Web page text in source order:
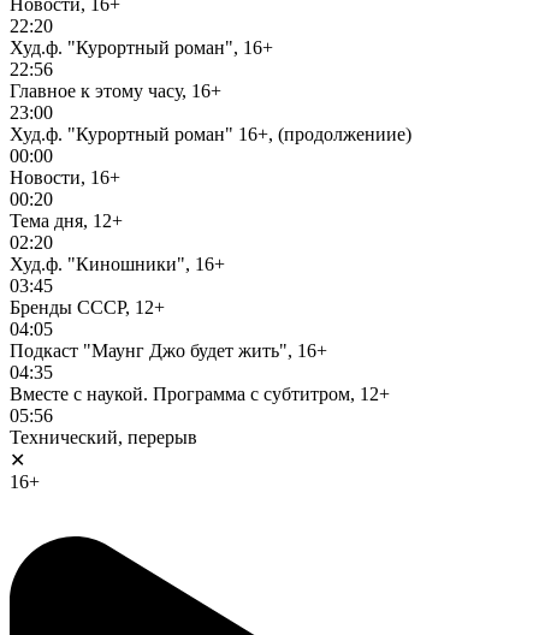
Новости, 16+
22:20
Худ.ф. "Курортный роман", 16+
22:56
Главное к этому часу, 16+
23:00
Худ.ф. "Курортный роман" 16+, (продолжениие)
00:00
Новости, 16+
00:20
Тема дня, 12+
02:20
Худ.ф. "Киношники", 16+
03:45
Бренды СССР, 12+
04:05
Подкаст "Маунг Джо будет жить", 16+
04:35
Вместе с наукой. Программа с субтитром, 12+
05:56
Технический, перерыв
✕
16+